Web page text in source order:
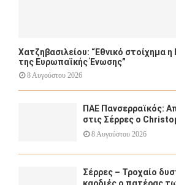
Χατζηβασιλείου: “Εθνικό στοίχημα η
της Ευρωπαϊκής Ένωσης”
8 Αυγούστου 2026
ΠΑΕ Πανσερραϊκός:
στις Σέρρες ο
8 Αυγούστου 2026
Σέρρες – Τροχαίο